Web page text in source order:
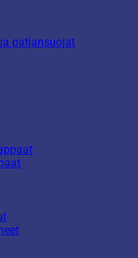
patjansuojat